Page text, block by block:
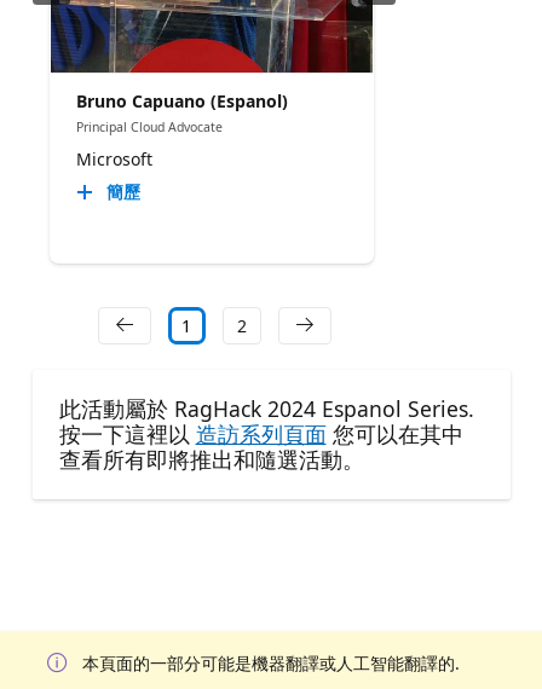
Bruno Capuano (Espanol)
Principal Cloud Advocate
Microsoft
簡歷
1 2
此活動屬於 RagHack 2024 Espanol Series.
按一下這裡以 造訪系列頁面您可以在其中
查看所有即將推出和隨選活動。
本頁面的一部分可能是機器翻譯或人工智能翻譯的.